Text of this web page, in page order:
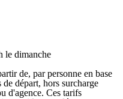
le dimanche
de, par personne en base
départ, hors surcharge
d'agence. Ces tarifs